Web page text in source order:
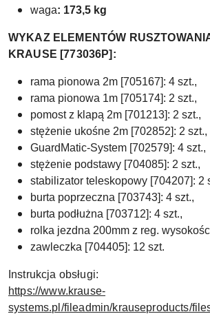
waga: 173,5 kg
WYKAZ ELEMENTÓW
KRAUSE [773036P]:
rama pionowa 2m [705167]: 4 szt.,
rama pionowa 1m [705174]: 2 szt.,
pomost z klapą 2m [701213]: 2 szt.,
stężenie ukośne 2m [702852]: 2 szt.,
GuardMatic-System [702579]: 4 szt.,
stężenie podstawy [704085]: 2 szt.,
stabilizator teleskopowy [704207]: 2
burta poprzeczna [703743]: 4 szt.,
burta podłużna [703712]: 4 szt.,
rolka jezdna 200mm z reg.
zawleczka [704405]: 12 szt.
Instrukcja obsługi:
https://www.krause-
systems.pl/fileadmin/krauseproducts/